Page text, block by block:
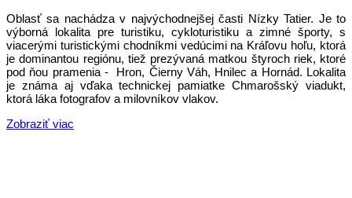
Oblasť sa nachádza v najvýchodnejšej časti Nízky Tatier. Je to
výborná lokalita pre turistiku, cykloturistiku a zimné športy, s
viacerými turistickými chodníkmi vedúcimi na Kráľovu hoľu, ktorá
je dominantou regiónu, tiež prezývaná matkou štyroch riek, ktoré
pod ňou pramenia - Hron, Čierny Váh, Hnilec a Hornád. Lokalita
je známa aj vďaka technickej pamiatke Chmarošský viadukt,
ktorá láka fotografov a milovníkov vlakov.
Zobraziť viac